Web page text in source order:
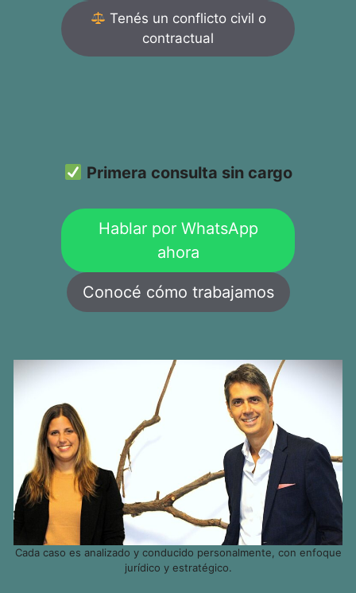
Tenés un conflicto civil o
contractual
Primera consulta sin cargo
Hablar por WhatsApp
ahora
Conocé cómo trabajamos
Cada caso es analizado y conducido personalmente, con enfoque
jurídico y estratégico.